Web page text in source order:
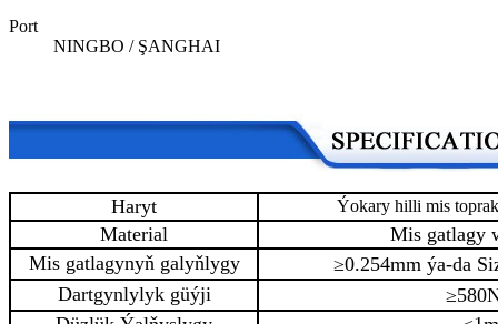
Port
NINGBO / ŞANGHAI
Haryt Ýokary hilli mis
Material
Mis gatlagy
Mis gatlagynyň galyňlygy
≥0.254mm ýa-da
Dartgynlylyk güýji